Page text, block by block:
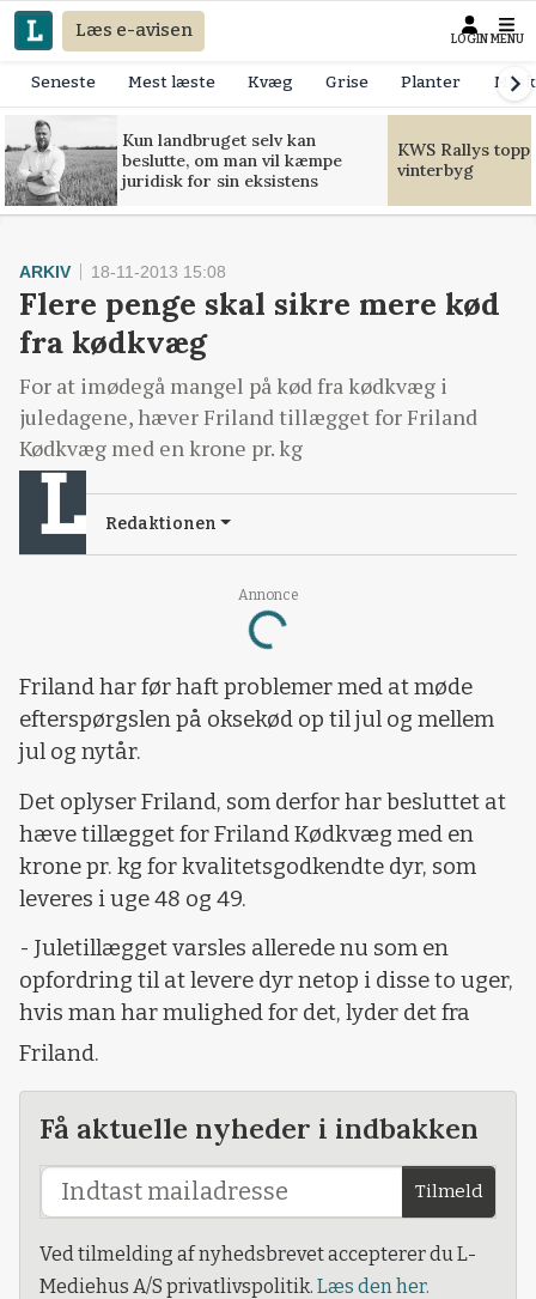
Læs e-avisen LOGIN MENU
Seneste Mest læste Kvæg Grise Planter
Kun landbruget selv kan
beslutte, om man vil kæmpe
juridisk for sin eksistens
KWS Rallys
vinterbyg
Annonce
Loading...
ARKIV 18-11-2013 15:08
Flere penge skal sikre mere kød
fra kødkvæg
For at imødegå mangel på kød fra kødkvæg i
juledagene, hæver Friland tillægget for Friland
Kødkvæg med en krone pr. kg
Redaktionen
Friland har før haft problemer med at møde
efterspørgslen på oksekød op til jul og mellem
jul og nytår.
Det oplyser Friland, som derfor har besluttet at
hæve tillægget for Friland Kødkvæg med en
krone pr. kg for kvalitetsgodkendte dyr, som
leveres i uge 48 og 49.
- Juletillægget varsles allerede nu som en
opfordring til at levere dyr netop i disse to uger,
hvis man har mulighed for det, lyder det fra
Friland.
Få aktuelle nyheder i indbakken
Tilmeld
Ved tilmelding af nyhedsbrevet accepterer du L-
Mediehus A/S privatlivspolitik. Læs den her.